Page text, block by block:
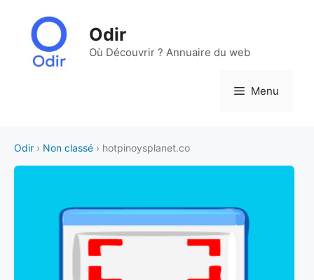
contenu
Odir
Où Découvrir ? Annuaire du web
Menu
Odir › Non classé › hotpinoysplanet.co